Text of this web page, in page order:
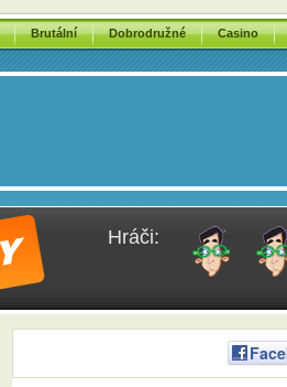
Brutální Dobrodružné Casino
Hráči: